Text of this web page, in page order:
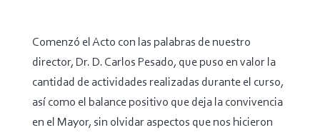
Comenzó el Acto con las palabras de nuestro
director, Dr. D. Carlos Pesado, que puso en valor la
cantidad de actividades realizadas durante el curso,
así como el balance positivo que deja la convivencia
en el Mayor, sin olvidar aspectos que nos hicieron